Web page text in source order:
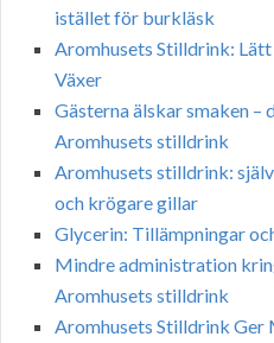
istället för burkläsk
Aromhusets Stilldrink: Lätt
Växer
Gästerna älskar smaken –
Aromhusets stilldrink
Aromhusets stilldrink:
och krögare gillar
Glycerin: Tillämpningar
Mindre administration
Aromhusets stilldrink
Aromhusets Stilldrink Ger